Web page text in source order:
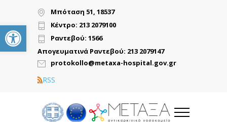
Ανοίξτε τη γραμμή εργαλείων
Μπόταση 51, 18537
Κέντρο: 213 2079100
Ραντεβού: 1566
Απογευματινά Ραντεβού: 213 2079147
protokollo@metaxa-hospital.gov.gr
RSS